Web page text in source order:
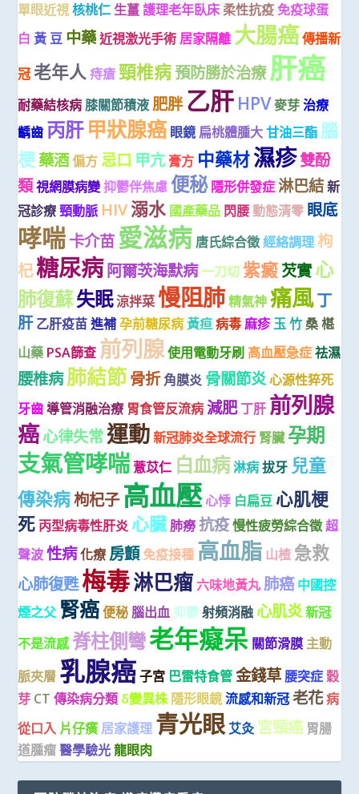
單眼近視 核桃仁 生薑 護理老年臥床 柔性抗疫 免疫球蛋
白 黃 豆 中藥近視激光手術 居家隔離 大腸癌傳播新
冠 老年人 痔瘡 頸椎病預防勝於治療肝癌
耐藥結核病 膝關節積液 肥胖 乙肝 HPV麥芽 治療
齲齒 丙肝 甲狀腺癌 眼鏡 扁桃體腫大 甘油三酯 腦
梗藥酒偏方 忌口 甲亢 膏方 中藥材濕疹雙酚
類視網膜病變 抑鬱伴焦慮 便秘 隱形併發症 淋巴結新
冠診療 頸動脈 HIV溺水 國產藥品 閃腰 動態清零 眼底
哮喘卡介苗愛滋病 唐氏綜合徵 經絡調理 枸
杞糖尿病 阿爾茨海默病一刀切 紫癜芡實心
肺復蘇失眠涼拌菜 慢阻肺精氣神 痛風丁
肝 乙肝疫苗 進補 孕前糖尿病 黃疸 病毒 麻疹玉 竹 桑 椹
山藥 PSA篩查 前列腺使用電動牙刷 高血壓急症 祛濕
腰椎病肺結節骨折 角膜炎 骨關節炎心源性猝死
牙齒 導管消融治療 胃食管反流病 減肥 丁肝 前列腺
癌心律失常運動 新冠肺炎全球流行 腎臟 孕期
支氣管哮喘薏苡仁 白血病淋病 拔牙 兒童
傳染病枸杞子 高血壓心悸 白扁豆 心肌梗
死 丙型病毒性肝炎 心臟 肺癆 抗疫慢性疲勞綜合徵 超
聲波 性病化療 房顫免疫接種 高血脂 山楂 急救
心肺復甦梅毒淋巴瘤 六味地黃丸 肺癌 中國控
煙之父 腎癌 便秘 腦出血 抑鬱 射頻消融 心肌炎新冠
不是流感脊柱側彎老年癡呆 關節滑膜 主動
脈夾層 乳腺癌 子宮 巴雷特食管 金錢草 腰突症 穀
芽 CT 傳染病分類 δ變異株 隱形眼鏡 流感和新冠 老花病
從口入 片仔癀 居家護理 青光眼 艾灸 宮頸癌 胃腸
道腫瘤 醫學驗光 龍眼肉